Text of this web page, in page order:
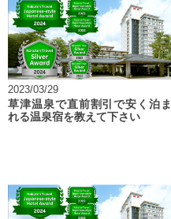
2023/03/29
草津温泉で直前割引で安く泊ま
れる温泉宿を教えて下さい